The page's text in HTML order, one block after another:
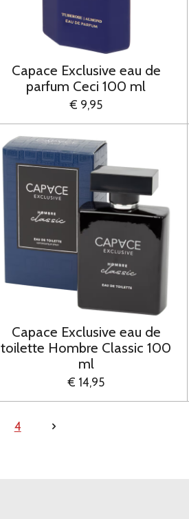
Capace Exclusive eau de
parfum Ceci 100 ml
€ 9,95
Capace Exclusive eau de
toilette Hombre Classic 100
ml
€ 14,95
4